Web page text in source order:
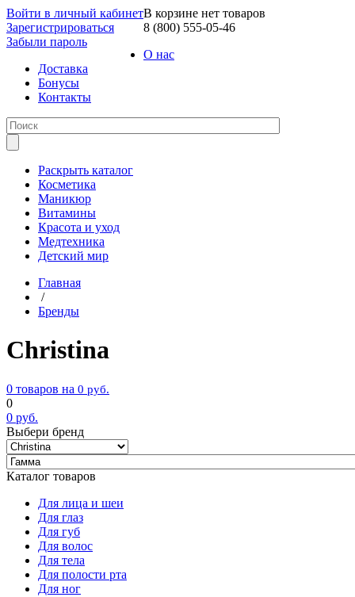
Войти в личный кабинет
Зарегистрироваться
Забыли пароль
В корзине нет товаров
8 (800) 555-05-46
О нас
Доставка
Бонусы
Контакты
Раскрыть каталог
Косметика
Маникюр
Витамины
Красота и уход
Медтехника
Детский мир
Главная
/
Бренды
Christina
0 товаров на 0 руб.
0
0 руб.
Выбери бренд
Каталог товаров
Для лица и шеи
Для глаз
Для губ
Для волос
Для тела
Для полости рта
Для ног